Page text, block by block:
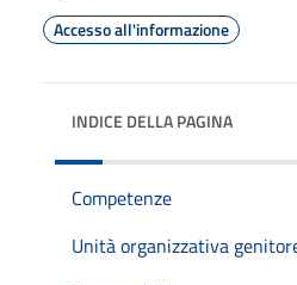
Accesso all'informazione
INDICE DELLA PAGINA
Competenze
Unità organizzativa